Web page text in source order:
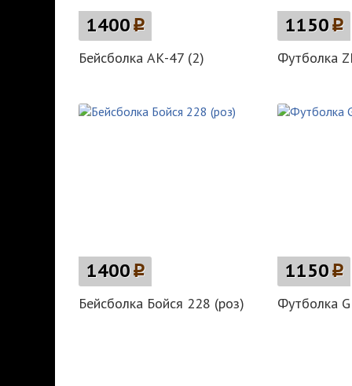
1400p
Бейсболка АК-47 (2)
1150p
Футболка
1400p
Бейсболка Бойся 228 (роз)
1150p
Футболка